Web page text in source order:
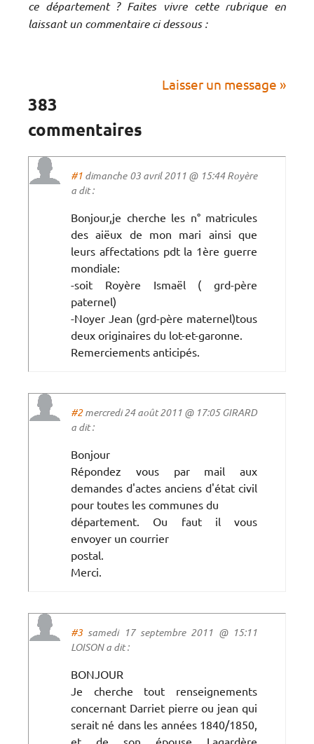
ce département ? Faites vivre cette rubrique en
laissant un commentaire ci dessous :
Laisser un message »
383
commentaires
#1 dimanche 03 avril 2011 @ 15:44 Royère
a dit :
Bonjour,je cherche les n° matricules
des aiëux de mon mari ainsi que
leurs affectations pdt la 1ère guerre
mondiale:
-soit Royère Ismaël ( grd-père
paternel)
-Noyer Jean (grd-père maternel)tous
deux originaires du lot-et-garonne.
Remerciements anticipés.
#2mercredi 24 août 2011 @ 17:05 GIRARD
a dit :
Bonjour
Répondez vous par mail aux
demandes d'actes anciens d'état civil
pour toutes les communes du
département. Ou faut il vous
envoyer un courrier
postal.
Merci.
#3 samedi 17 septembre 2011 @ 15:11
LOISON a dit :
BONJOUR
Je cherche tout renseignements
concernant Darriet pierre ou jean qui
serait né dans les années 1840/1850,
et de son épouse Lagardère